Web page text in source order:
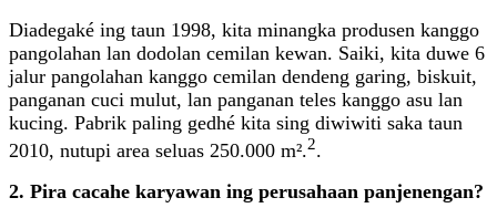
Diadegaké ing taun 1998, kita minangka produsen kanggo
pangolahan lan dodolan cemilan kewan. Saiki, kita duwe 6
jalur pangolahan kanggo cemilan dendeng garing, biskuit,
panganan cuci mulut, lan panganan teles kanggo asu lan
kucing. Pabrik paling gedhé kita sing diwiwiti saka taun
2010, nutupi area seluas 250.000 m².2.
2. Pira cacahe karyawan ing perusahaan panjenengan?